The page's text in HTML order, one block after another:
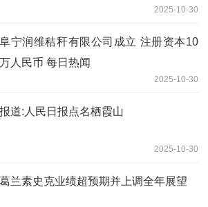
2025-10-30
阜宁润维秸秆有限公司成立 注册资本10
万人民币 每日热闻
2025-10-30
报道:人民日报点名栖霞山
2025-10-30
葛兰素史克业绩超预期并上调全年展望